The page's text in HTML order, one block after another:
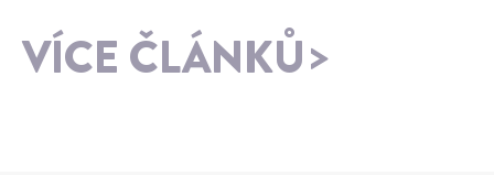
VÍCE ČLÁNKŮ